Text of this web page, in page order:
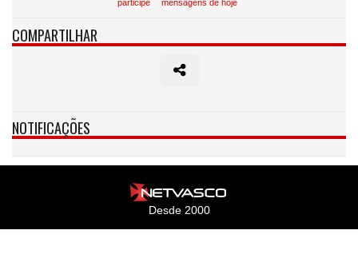
participe mensagens de hoje
COMPARTILHAR
NOTIFICAÇÕES
Desde 2000